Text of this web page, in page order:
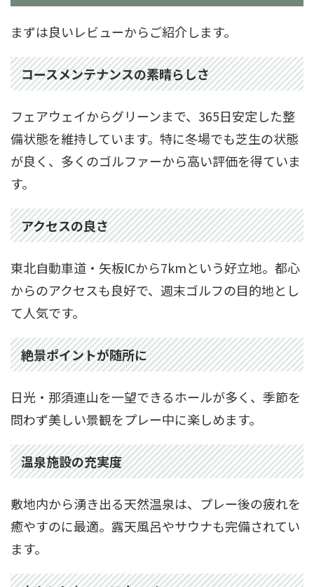
まずは良いレビューからご紹介します。
コースメンテナンスの素晴らしさ
フェアウェイからグリーンまで、365日安定した整
備状態を維持しています。特に冬場でも芝生の状態
が良く、多くのゴルファーから高い評価を得ていま
す。
アクセスの良さ
東北自動車道・矢板ICから7kmという好立地。都心
からのアクセスも良好で、週末ゴルフの目的地とし
て人気です。
絶景ポイントが随所に
日光・那須連山を一望できるホールが多く、季節を
問わず美しい景観をプレー中に楽しめます。
温泉施設の充実度
敷地内から湧き出る天然温泉は、プレー後の疲れを
癒やすのに最適。露天風呂やサウナも完備されてい
ます。